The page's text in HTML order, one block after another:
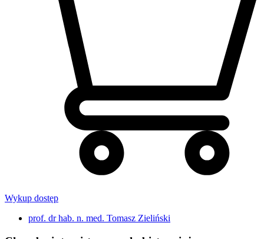
Wykup dostęp
prof. dr hab. n. med. Tomasz Zieliński